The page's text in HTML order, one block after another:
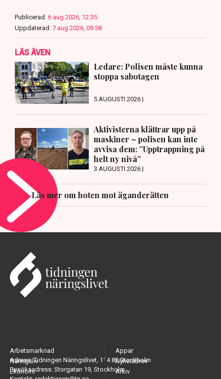
Publicerad: 6 aug 2026, 12:35
Uppdaterad: 7 aug 2026, 09:58
LÄS ÄVEN
Ledare: Polisen måste kunna
stoppa sabotagen
5 AUGUSTI 2026 |
Aktivisterna klättrar upp på
maskiner – polisen kan inte
avvisa dem: ”Upptrappning på
helt ny nivå”
3 AUGUSTI 2026 |
Läs mer om hoten mot äganderätten
Adress: Tidningen Näringslivet, 114 82 Stockholm
Besöksadress: Storgatan 19, Stockholm
Arbetsmarknad
Näringsliv
Ekonomi
Appar
Nyhetsbrev
Arkiv